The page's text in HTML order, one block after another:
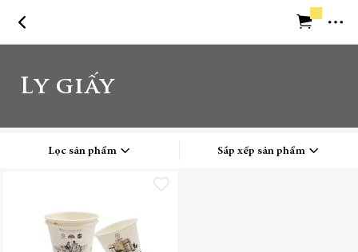
Ly giấy
Lọc sản phẩm Sắp xếp sản phẩm
Thêm vào danh sách yêu thích